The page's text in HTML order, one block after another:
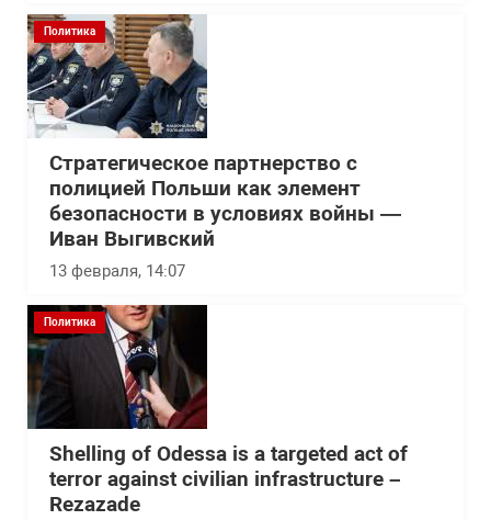
Политика
Стратегическое партнерство с
полицией Польши как элемент
безопасности в условиях войны —
Иван Выгивский
13 февраля, 14:07
Политика
Shelling of Odessa is a targeted act of
terror against civilian infrastructure –
Rezazade